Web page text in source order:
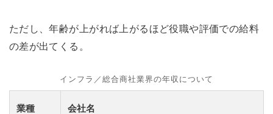
ただし、年齢が上がれば上がるほど役職や評価での給料
の差が出てくる。
インフラ／総合商社業界の年収について
業種 会社名